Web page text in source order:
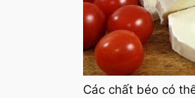
Các chất béo có